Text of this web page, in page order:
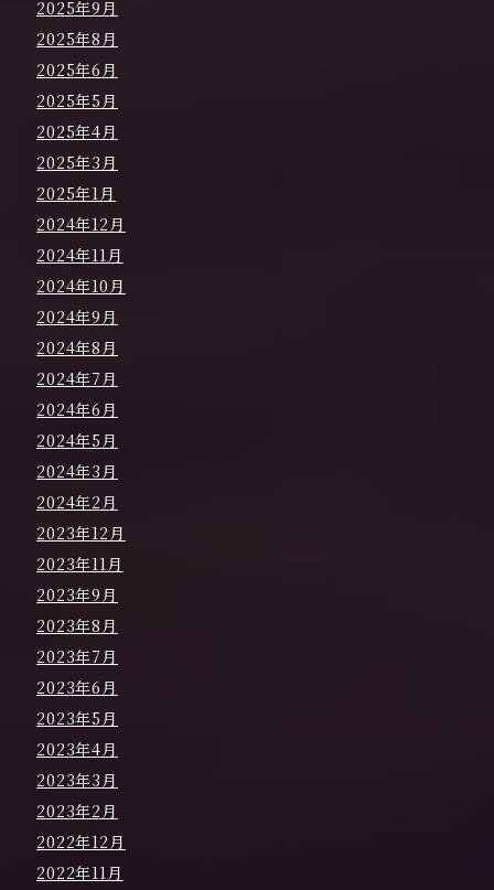
2025年9月
2025年8月
2025年6月
2025年5月
2025年4月
2025年3月
2025年1月
2024年12月
2024年11月
2024年10月
2024年9月
2024年8月
2024年7月
2024年6月
2024年5月
2024年3月
2024年2月
2023年12月
2023年11月
2023年9月
2023年8月
2023年7月
2023年6月
2023年5月
2023年4月
2023年3月
2023年2月
2022年12月
2022年11月